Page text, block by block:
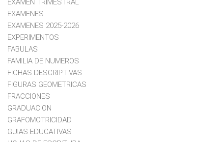
EXAMEN TRIMESTRAL
EXAMENES
EXAMENES 2025-2026
EXPERIMENTOS
FABULAS
FAMILIA DE NUMEROS
FICHAS DESCRIPTIVAS
FIGURAS GEOMETRICAS
FRACCIONES
GRADUACION
GRAFOMOTRICIDAD
GUIAS EDUCATIVAS